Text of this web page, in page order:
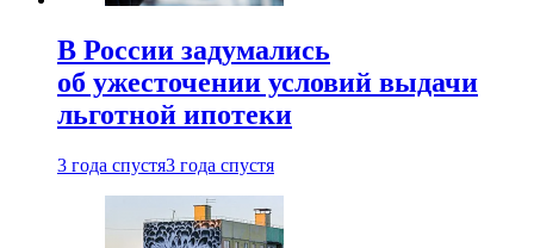
В России задумались
об ужесточении условий выдачи
льготной ипотеки
3 года спустя3 года спустя